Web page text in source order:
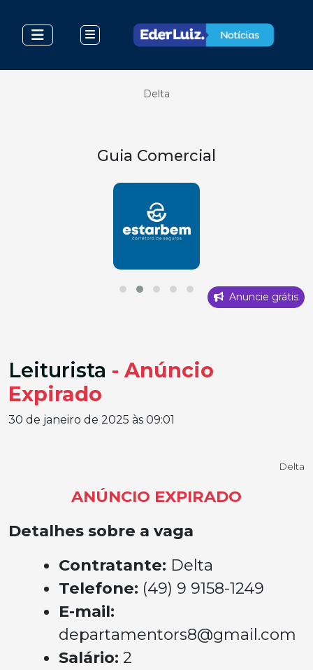
Delta
Guia Comercial
Anuncie grátis
Leiturista - Anúncio
Expirado
30 de janeiro de 2025 às 09:01
Delta
ANÚNCIO EXPIRADO
Detalhes sobre a vaga
Contratante: Delta
Telefone: (49) 9 9158-1249
E-mail:
departamentors8@gmail.com
Salário: 2